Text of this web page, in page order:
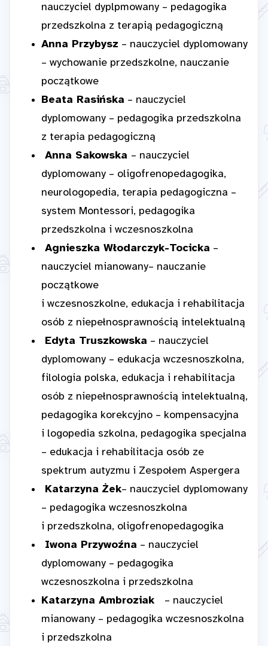
nauczyciel dyplpmowany – pedagogika
przedszkolna z terapią pedagogiczną
Anna Przybysz – nauczyciel dyplomowany
– wychowanie przedszkolne, nauczanie
początkowe
Beata Rasińska – nauczyciel
dyplomowany – pedagogika przedszkolna
z terapia pedagogiczną
Anna Sakowska – nauczyciel
dyplomowany – oligofrenopedagogika,
neurologopedia, terapia pedagogiczna –
system Montessori, pedagogika
przedszkolna i wczesnoszkolna
Agnieszka Włodarczyk-Tocicka –
nauczyciel mianowany– nauczanie
początkowe
i wczesnoszkolne, edukacja i rehabilitacja
osób z niepełnosprawnością intelektualną
Edyta Truszkowska – nauczyciel
dyplomowany – edukacja wczesnoszkolna,
filologia polska, edukacja i rehabilitacja
osób z niepełnosprawnością intelektualną,
pedagogika korekcyjno – kompensacyjna
i logopedia szkolna, pedagogika specjalna
– edukacja i rehabilitacja osób ze
spektrum autyzmu i Zespołem Aspergera
Katarzyna Żek– nauczyciel dyplomowany
– pedagogika wczesnoszkolna
i przedszkolna, oligofrenopedagogika
Iwona Przywoźna – nauczyciel
dyplomowany – pedagogika
wczesnoszkolna i przedszkolna
Katarzyna Ambroziak
– nauczyciel
mianowany – pedagogika wczesnoszkolna
i przedszkolna